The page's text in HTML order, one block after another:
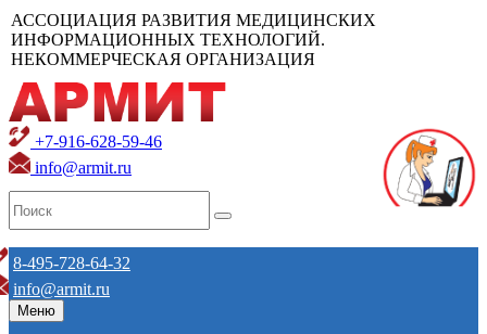
АССОЦИАЦИЯ РАЗВИТИЯ МЕДИЦИНСКИХ
ИНФОРМАЦИОННЫХ ТЕХНОЛОГИЙ.
НЕКОММЕРЧЕСКАЯ ОРГАНИЗАЦИЯ
+7-916-628-59-46
info@armit.ru
8-495-728-64-32
info@armit.ru
Меню